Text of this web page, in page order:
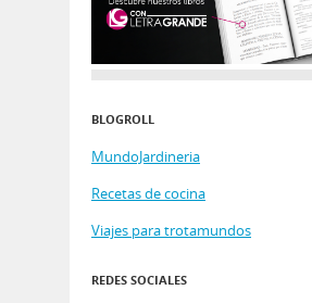
BLOGROLL
MundoJardineria
Recetas de cocina
Viajes para trotamundos
REDES SOCIALES